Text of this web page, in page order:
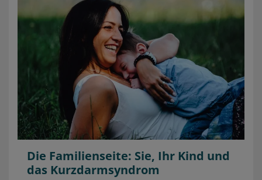
Die Familienseite: Sie, Ihr Kind und
das Kurzdarmsyndrom